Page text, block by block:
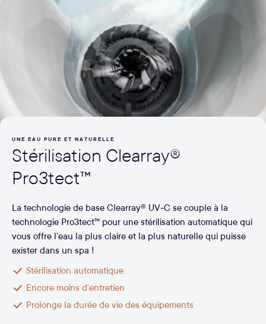
UNE EAU PURE ET NATURELLE
Stérilisation Clearray®
Pro3tect™
La technologie de base Clearray® UV-C se couple à la
technologie Pro3tect™ pour une stérilisation automatique qui
vous offre l’eau la plus claire et la plus naturelle qui puisse
exister dans un spa !
Stérilisation automatique
Encore moins d’entretien
Prolonge la durée de vie des équipements